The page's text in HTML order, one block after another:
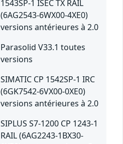
1543SP-1 ISEC TX RAIL
(6AG2543-6WX00-4XE0)
versions antérieures à 2.0
Parasolid V33.1 toutes
versions
SIMATIC CP 1542SP-1 IRC
(6GK7542-6VX00-0XE0)
versions antérieures à 2.0
SIPLUS S7-1200 CP 1243-1
RAIL (6AG2243-1BX30-